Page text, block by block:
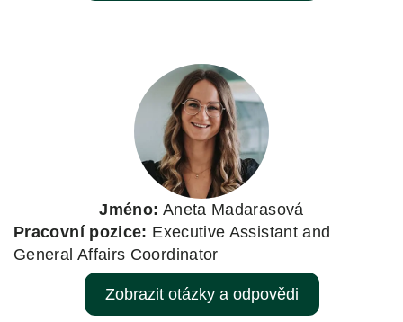
Jméno: Aneta Madarasová
Pracovní pozice: Executive Assistant and
General Affairs Coordinator
Zobrazit otázky a odpovědi